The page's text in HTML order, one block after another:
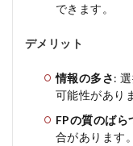
できます。
デメリット
情報の多さ:
可能性があり
FPの質のばら
合があります。